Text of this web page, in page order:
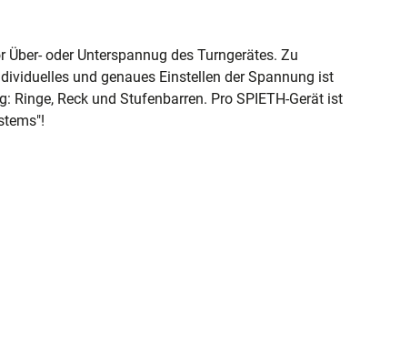
oder Unterspannug des Turngerätes. Zu
und genaues Einstellen der Spannung ist
Reck und Stufenbarren. Pro SPIETH-Gerät ist